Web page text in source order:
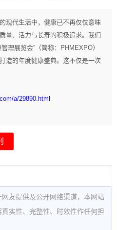
现代生活中，健康已不再仅仅意味
量、活力与长寿的积极追求。我们
理展览会”（简称：PHMEXPO）
的年度健康盛典。这不仅是一次
a/29890.html
友提供及公开网络渠道，本网站
实性、完整性、时效性作任何担